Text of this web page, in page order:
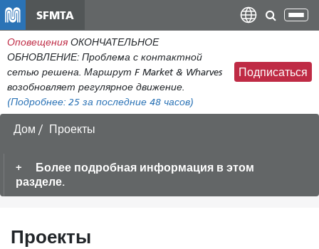
содержанию
SFMTA
Оповещения ОКОНЧАТЕЛЬНОЕ
ОБНОВЛЕНИЕ: Проблема с контактной
сетью решена. Маршрут F Market & Wharves
возобновляет регулярное движение.
(Подробнее: 25 за последние 48 часов)
Подписаться
Дом Проекты
Более подробная информация в этом
разделе.
Проекты